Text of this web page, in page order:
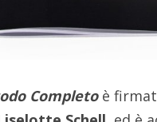
Completo è